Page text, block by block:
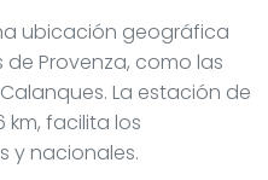
ubicación geográfica
Provenza, como las
La estación de
km, facilita los
y nacionales.